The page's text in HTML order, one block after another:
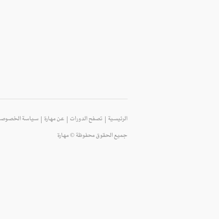
الرئيسية تصفح الدورات عن مهارة سياسة
جميع الحقوق محفوظة © مهارة